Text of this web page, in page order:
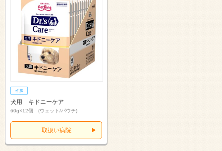
犬用 キドニーケア
60g×12個 (ウェット/パウチ)
取扱い病院